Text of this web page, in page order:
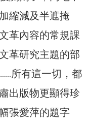
縮減及半遮掩
革內容的常規課
革研究主題的部
所有這一切，都
出版物更顯得珍
張愛萍的題字